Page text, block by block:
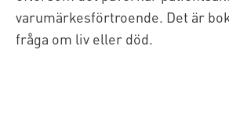
varumärkesförtroende. Det är
fråga om liv eller död.